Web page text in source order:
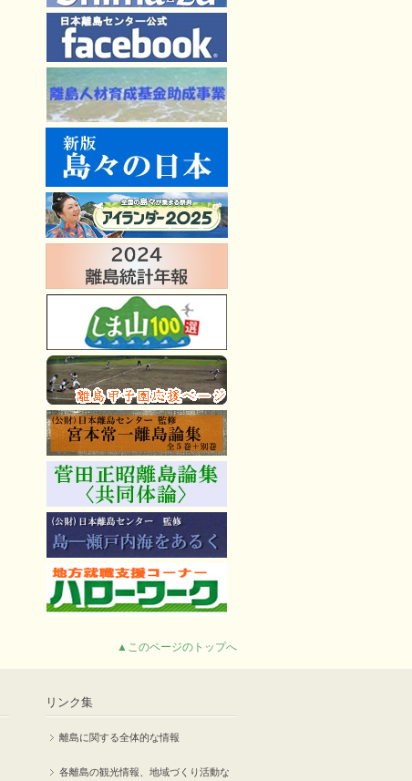
▲このページのトップへ
リンク集
離島に関する全体的な情報
各離島の観光情報、地域づくり活動な